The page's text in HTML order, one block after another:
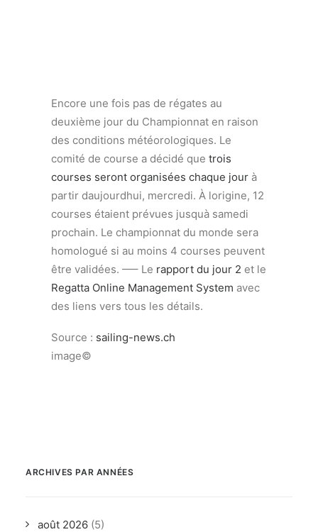
Encore une fois pas de régates au
deuxième jour du Championnat en raison
des conditions météorologiques. Le
comité de course a décidé que trois
courses seront organisées chaque jour à
partir daujourdhui, mercredi. À lorigine, 12
courses étaient prévues jusquà samedi
prochain. Le championnat du monde sera
homologué si au moins 4 courses peuvent
être validées. —– Le rapport du jour 2 et le
Regatta Online Management System avec
des liens vers tous les détails.
Source : sailing-news.ch
image©
ARCHIVES PAR ANNÉES
août 2026 (5)